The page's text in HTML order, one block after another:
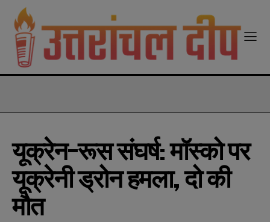
यूक्रेन-रूस संघर्ष: मॉस्को पर
यूक्रेनी ड्रोन हमला, दो की
मौत